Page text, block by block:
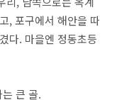
, 포구에서 해안을 따
다. 마을엔 정동초등
큰 골.